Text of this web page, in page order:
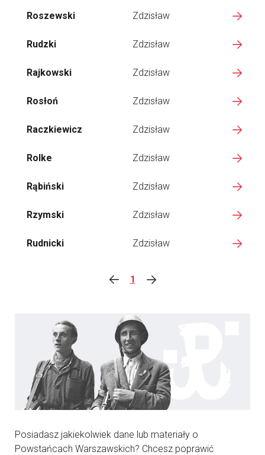
Roszewski Zdzisław
Rudzki Zdzisław
Rajkowski Zdzisław
Rosłoń Zdzisław
Raczkiewicz Zdzisław
Rolke Zdzisław
Rąbiński Zdzisław
Rzymski Zdzisław
Rudnicki Zdzisław
1
Posiadasz jakiekolwiek dane lub materiały o
Powstańcach Warszawskich? Chcesz poprawić